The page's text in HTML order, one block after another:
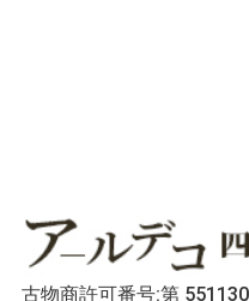
古物商許可番号:第